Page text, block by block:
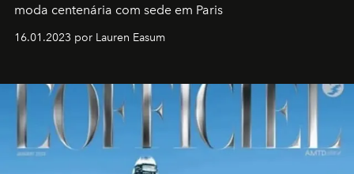
moda centenária com sede em Paris
16.01.2023 por Lauren Easum